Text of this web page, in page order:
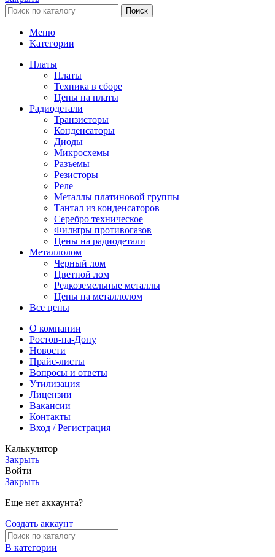
Поиск
Меню
Категории
Платы
Платы
Техника в сборе
Цены на платы
Радиодетали
Транзисторы
Конденсаторы
Диоды
Микросхемы
Разъемы
Резисторы
Реле
Металлы платиновой группы
Тантал из конденсаторов
Серебро техническое
Фильтры противогазов
Цены на радиодетали
Металлолом
Черный лом
Цветной лом
Редкоземельные металлы
Цены на металлолом
Все цены
О компании
Ростов-на-Дону
Новости
Прайс-листы
Вопросы и ответы
Утилизация
Лицензии
Вакансии
Контакты
Вход / Регистрация
Калькулятор
Закрыть
Войти
Закрыть
Еще нет аккаунта?
Создать аккаунт
В категории